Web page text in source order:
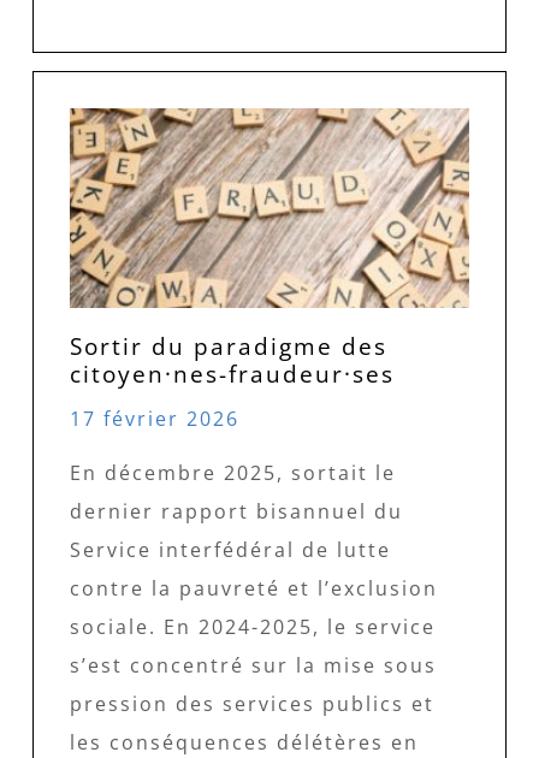
Sortir du paradigme des
citoyen·nes-fraudeur·ses
17 février 2026
En décembre 2025, sortait le
dernier rapport bisannuel du
Service interfédéral de lutte
contre la pauvreté et l’exclusion
sociale. En 2024-2025, le service
s’est concentré sur la mise sous
pression des services publics et
les conséquences délétères en